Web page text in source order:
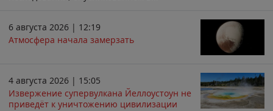
6 августа 2026 | 12:19
Атмосфера начала замерзать
4 августа 2026 | 15:05
Извержение супервулкана Йеллоустоун не
приведёт к уничтожению цивилизации